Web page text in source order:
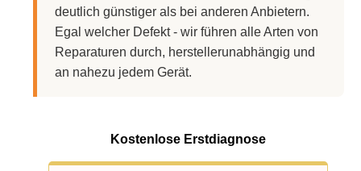
deutlich günstiger als bei anderen Anbietern.
Egal welcher Defekt - wir führen alle Arten von
Reparaturen durch, herstellerunabhängig und
an nahezu jedem Gerät.
Kostenlose Erstdiagnose